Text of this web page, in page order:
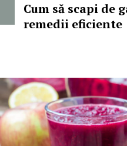
Cum să scapi de
remedii eficiente